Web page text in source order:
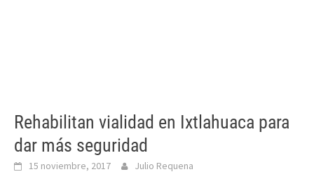
Rehabilitan vialidad en Ixtlahuaca para
dar más seguridad
15 noviembre, 2017 Julio Requena